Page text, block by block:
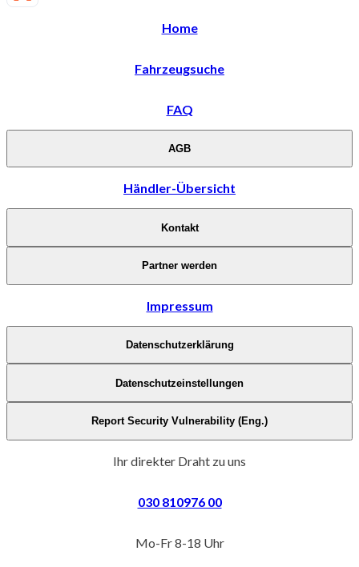
Home
Fahrzeugsuche
FAQ
AGB
Händler-Übersicht
Kontakt
Partner werden
Impressum
Datenschutzerklärung
Datenschutzeinstellungen
Report Security Vulnerability (Eng.)
Ihr direkter Draht zu uns
030 810976 00
Mo-Fr 8-18 Uhr